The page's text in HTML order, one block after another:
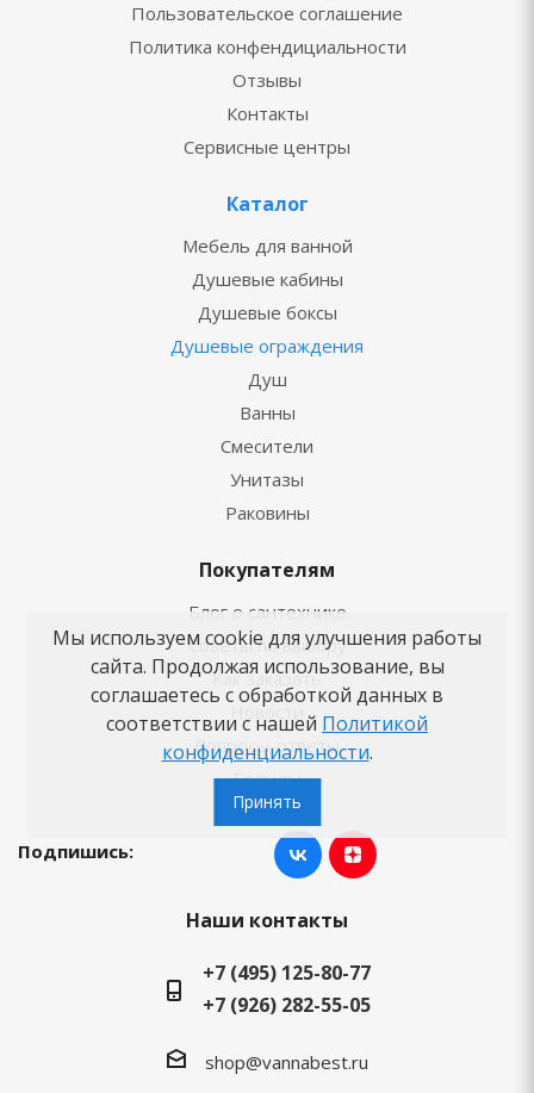
Пользовательское соглашение
Политика конфендициальности
Отзывы
Контакты
Сервисные центры
Каталог
Мебель для ванной
Душевые кабины
Душевые боксы
Душевые ограждения
Душ
Ванны
Смесители
Унитазы
Раковины
Покупателям
Блог о сантехнике
Советы по выбору
Как заказать
Новости
Вопросы-ответы
Бренды
Подпишись:
Наши контакты
+7 (495) 125-80-77
+7 (926) 282-55-05
shop@vannabest.ru
Мы используем cookie для улучшения работы
сайта. Продолжая использование, вы
соглашаетесь с обработкой данных в
соответствии с нашей Политикой
конфиденциальности.
Принять